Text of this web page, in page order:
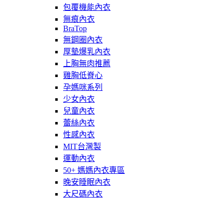
包覆機能內衣
無痕內衣
BraTop
無鋼圈內衣
厚墊爆乳內衣
上胸無肉推薦
雞胸低脊心
孕媽咪系列
少女內衣
兒童內衣
蕾絲內衣
性感內衣
MIT台灣製
運動內衣
50+ 媽媽內衣專區
晚安睡眠內衣
大尺碼內衣